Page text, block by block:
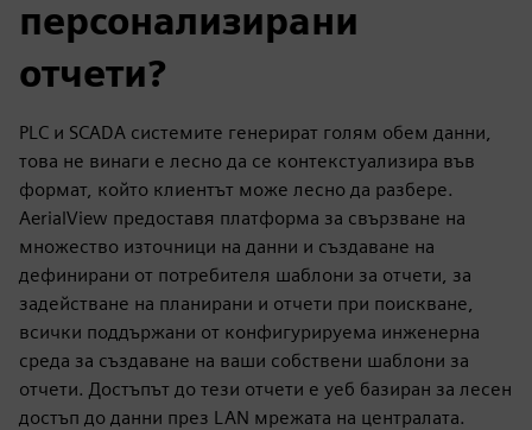
персонализирани
отчети?
PLC и SCADA системите генерират голям обем данни,
това не винаги е лесно да се контекстуализира във
формат, който клиентът може лесно да разбере.
AerialView предоставя платформа за свързване на
множество източници на данни и създаване на
дефинирани от потребителя шаблони за отчети, за
задействане на планирани и отчети при поискване,
всички поддържани от конфигурируема инженерна
среда за създаване на ваши собствени шаблони за
отчети. Достъпът до тези отчети е уеб базиран за лесен
достъп до данни през LAN мрежата на централата.